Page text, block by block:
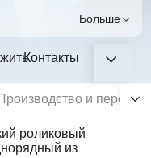
Больше
Контакты
и
роликовый
из